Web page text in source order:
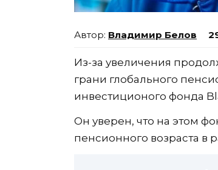
Владимир Белов
Из-за увеличения
грани глобального
инвестиционого фонда
Он уверен, что на этом
пенсионного возраста в